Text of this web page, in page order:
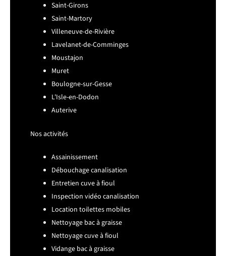
Saint-Girons
Saint-Martory
Villeneuve-de-Rivière
Lavelanet-de-Comminges
Moustajon
Muret
Boulogne-sur-Gesse
L'Isle-en-Dodon
Auterive
Nos activités
Assainissement
Débouchage canalisation
Entretien cuve à fioul
Inspection vidéo canalisation
Location toilettes mobiles
Nettoyage bac à graisse
Nettoyage cuve à fioul
Vidange bac à graisse